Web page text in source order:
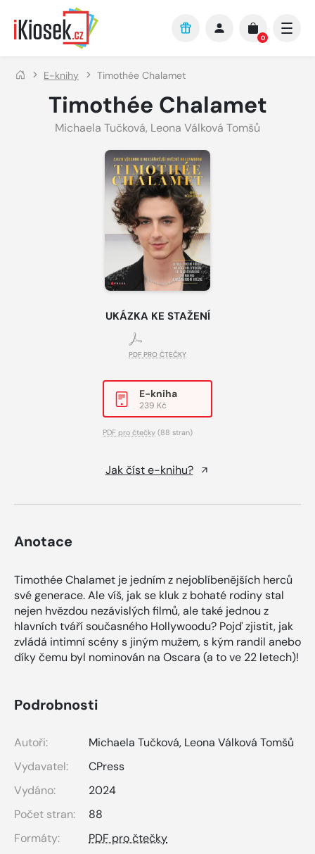
Přejít na hlavní obsah
0
E-knihy Timothée Chalamet
Timothée Chalamet
Michaela Tučková, Leona Válková Tomšů
UKÁZKA KE STAŽENÍ
PDF PRO ČTEČKY
E-kniha
239 Kč
PDF pro čtečky (88 stran)
Jak číst e-knihu?
Anotace
Timothée Chalamet je jedním z nejoblíbenějších herců
své generace. Ale víš, jak se kluk z bohaté rodiny stal
nejen hvězdou nezávislých filmů, ale také jednou z
hlavních tváří současného Hollywoodu? Pojď zjistit, jak
zvládá intimní scény s jiným mužem, s kým randil anebo
díky čemu byl nominován na Oscara (a to ve 22 letech)!
Podrobnosti
Autoři: Michaela Tučková, Leona Válková Tomšů
Vydavatel:
CPress
Vydáno:
2024
Počet stran:
88
Formáty:
PDF pro čtečky